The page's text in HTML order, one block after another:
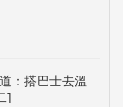
：搭巴士去溫
]